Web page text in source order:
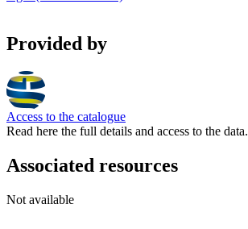
Provided by
Access to the catalogue
Read here the full details and access to the data.
Associated resources
Not available